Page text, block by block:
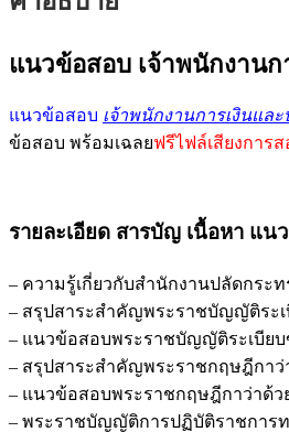
แนวข้อสอบ เจ้าพนักงาน
แนวข้อสอบ เจ้าพนักงานการเงินแล
ข้อสอบ พร้อมเฉลยฟรีไฟล์เสียงการ
รายละเอียด สารบัญ เนื้อหา แน
– ความรู้เกี่ยวกับสำนักงานปลัดกร
– สรุปสาระสำคัญพระราชบัญญัติระเ
– แนวข้อสอบพระราชบัญญัติระเบียบ
– สรุปสาระสำคัญพระราชกฤษฎีกาว่
– แนวข้อสอบพระราชกฤษฎีกาว่าด้ว
– พระราชบัญญัติการปฏิบัติราชการท